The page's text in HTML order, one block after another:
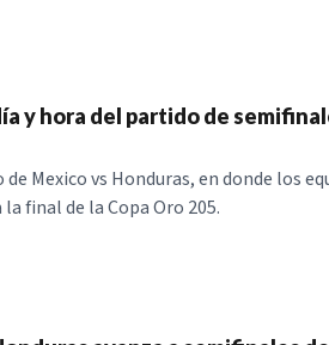
y hora del partido de
Mexico vs Honduras, en donde los
final de la Copa Oro 205.